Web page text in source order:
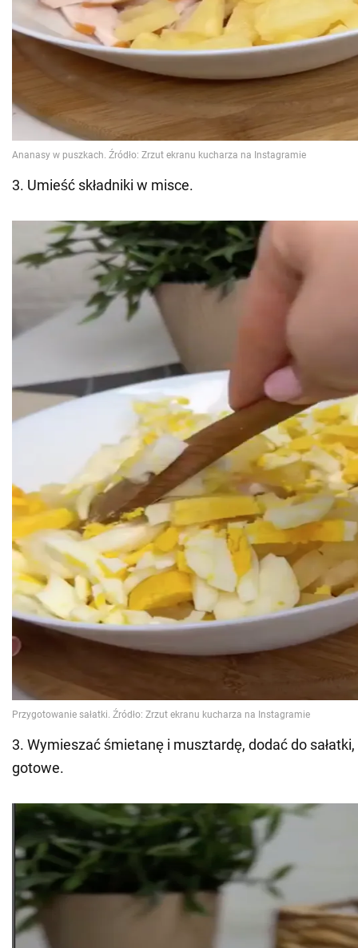
3. Umieść składniki w misce.
3. Wymieszać śmietanę i musztardę, dodać do
gotowe.